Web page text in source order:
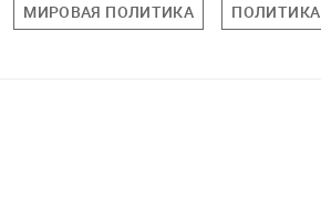
МИРОВАЯ ПОЛИТИКА ПОЛИТИКА